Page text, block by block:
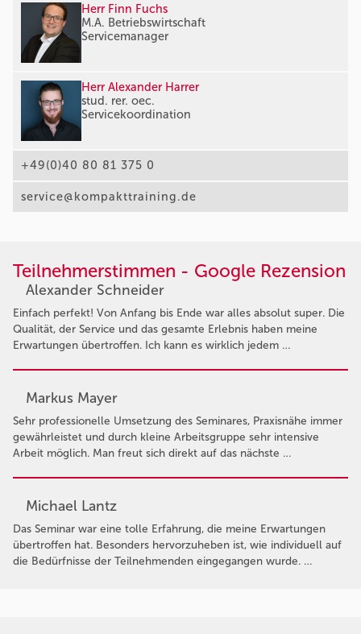
Herr Finn Fuchs
M.A. Betriebswirtschaft
Servicemanager
Herr Alexander Harrer
stud. rer. oec.
Servicekoordination
+49(0)40 80 81 375 0
service@kompakttraining.de
Teilnehmerstimmen - Google Rezension
Alexander Schneider
Einfach perfekt! Von Anfang bis Ende war alles absolut super. Die
Qualität, der Service und das gesamte Erlebnis haben meine
Erwartungen übertroffen. Ich kann es wirklich jedem …
Markus Mayer
Sehr professionelle Umsetzung des Seminares, Praxisnähe immer
gewährleistet und durch kleine Arbeitsgruppe sehr intensive
Arbeit möglich. Man freut sich direkt auf das nächste …
Michael Lantz
Das Seminar war eine tolle Erfahrung, die meine Erwartungen
übertroffen hat. Besonders hervorzuheben ist, wie individuell auf
die Bedürfnisse der Teilnehmenden eingegangen wurde. …